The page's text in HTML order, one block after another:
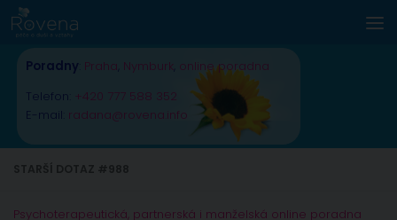
Skip to content
Poradny Praha Nymburk online poradna
Telefon: +420 777 588 352
E-mail: radana@rovena.info
Psychoterapeutická, partnerská i manželská online poradna